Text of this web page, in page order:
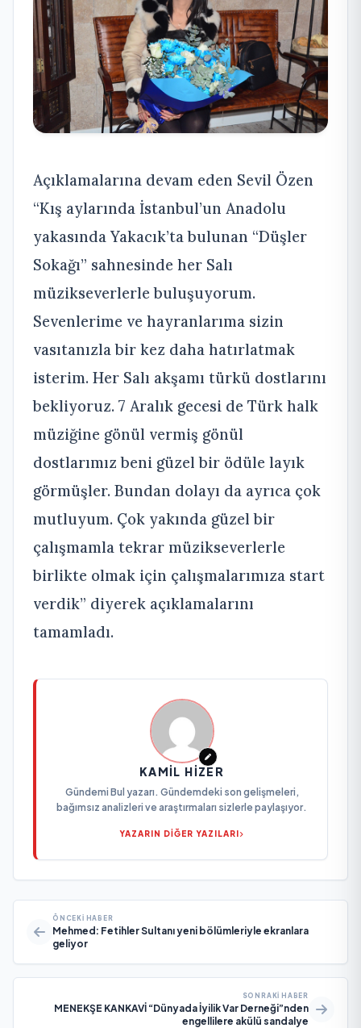
Açıklamalarına devam eden Sevil Özen
“Kış aylarında İstanbul’un Anadolu
yakasında Yakacık’ta bulunan “Düşler
Sokağı” sahnesinde her Salı
müzikseverlerle buluşuyorum.
Sevenlerime ve hayranlarıma sizin
vasıtanızla bir kez daha hatırlatmak
isterim. Her Salı akşamı türkü dostlarını
bekliyoruz. 7 Aralık gecesi de Türk halk
müziğine gönül vermiş gönül
dostlarımız beni güzel bir ödüle layık
görmüşler. Bundan dolayı da ayrıca çok
mutluyum. Çok yakında güzel bir
çalışmamla tekrar müzikseverlerle
birlikte olmak için çalışmalarımıza start
verdik” diyerek açıklamalarını
tamamladı.
KAMIL HIZER
Gündemi Bul yazarı. Gündemdeki son gelişmeleri,
bağımsız analizleri ve araştırmaları sizlerle paylaşıyor.
YAZARIN DİĞER YAZILARI
ÖNCEKI HABER
Mehmed: Fetihler Sultanı yeni bölümleriyle ekranlara
geliyor
SONRAKI HABER
MENEKŞE KANKAVİ “Dünyada İyilik Var Derneği”nden
engellilere akülü sandalye